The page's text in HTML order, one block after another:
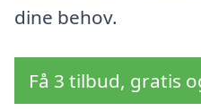
dine behov.
Få 3 tilbud, gratis